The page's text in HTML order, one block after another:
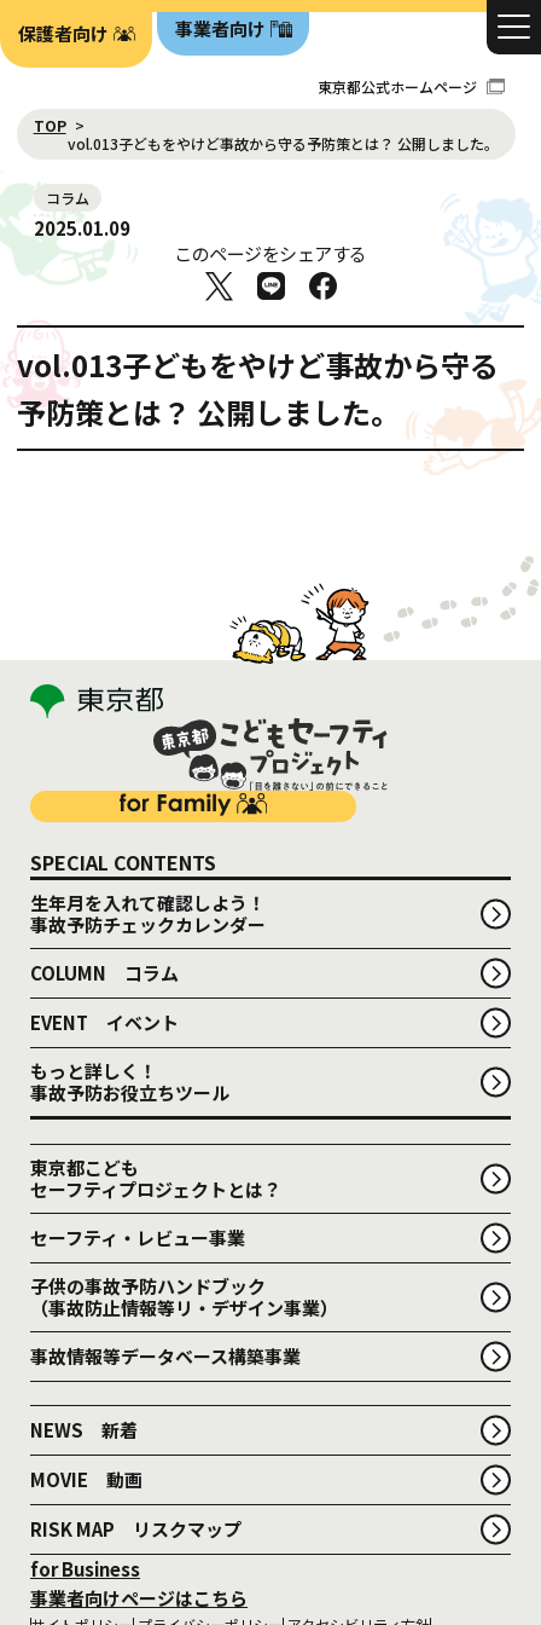
保護者向け 事業者向け
東京都公式ホームページ
TOP
vol.013子どもをやけど事故から守る予防策とは？ 公開しました。
コラム
2025.01.09
このページをシェアする
vol.013子どもをやけど事故から守る
予防策とは？ 公開しました。
for Business
事業者向けページはこちら
SPECIAL CONTENTS
生年月を入れて確認しよう！
事故予防チェックカレンダー
COLUMN コラム
EVENT イベント
もっと詳しく！
事故予防お役立ちツール
東京都こども
セーフティプロジェクトとは？
セーフティ・レビュー事業
子供の事故予防ハンドブック
（事故防止情報等リ・デザイン事業）
事故情報等データベース構築事業
NEWS 新着
MOVIE 動画
RISK MAP リスクマップ